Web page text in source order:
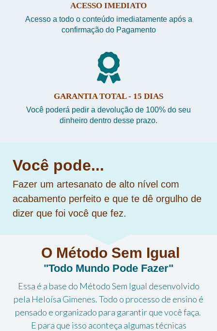
ACESSO IMEDIATO
Acesso a todo o conteúdo imediatamente após a
confirmação do Pagamento
GARANTIA TOTAL - 15 DIAS
Você poderá pedir a devolução de 100% do seu
dinheiro dentro desse prazo.
Você pode...
Fazer um artesanato de alto nível com
acabamento perfeito e que te dê orgulho de
dizer que foi você que fez.
O Método Sem Igual
"Todo Mundo Pode Fazer"
Essa é a base do Método Sem Igual desenvolvido
pela Heloísa Gimenes. Todo o processo de ensino é
pensado e organizado para garantir que você faça.
E para que isso aconteça algumas técnicas